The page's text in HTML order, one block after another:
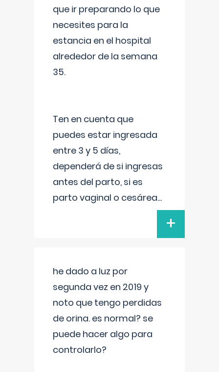
que ir preparando lo que
necesites para la
estancia en el hospital
alrededor de la semana
35.
Ten en cuenta que
puedes estar ingresada
entre 3 y 5 días,
dependerá de si ingresas
antes del parto, si es
parto vaginal o cesárea...
+
he dado a luz por
segunda vez en 2019 y
noto que tengo perdidas
de orina. es normal? se
puede hacer algo para
controlarlo?